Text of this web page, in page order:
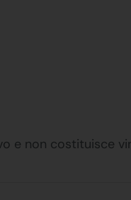
e non costituisce